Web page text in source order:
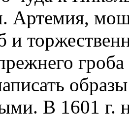
Артемия,
и
В 1601 г.